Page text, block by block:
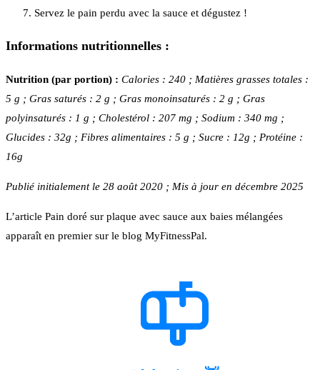
Servez le pain perdu avec la sauce et dégustez !
Informations nutritionnelles :
Nutrition (par portion) : Calories : 240 ; Matières grasses totales :
5 g ; Gras saturés : 2 g ; Gras monoinsaturés : 2 g ; Gras
polyinsaturés : 1 g ; Cholestérol : 207 mg ; Sodium : 340 mg ;
Glucides : 32g ; Fibres alimentaires : 5 g ; Sucre : 12g ; Protéine :
16g
Publié initialement le 28 août 2020 ; Mis à jour en décembre 2025
L’article Pain doré sur plaque avec sauce aux baies mélangées
apparaît en premier sur le blog MyFitnessPal.